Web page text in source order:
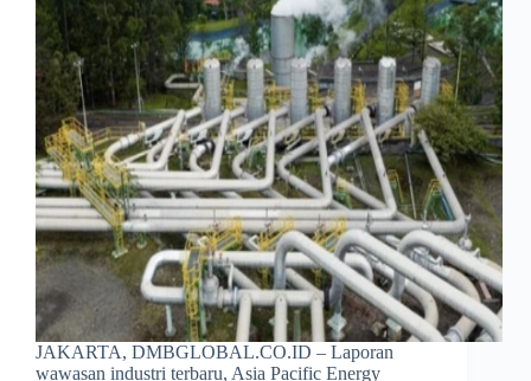
JAKARTA, DMBGLOBAL.CO.ID – Laporan
wawasan industri terbaru, Asia Pacific Energy